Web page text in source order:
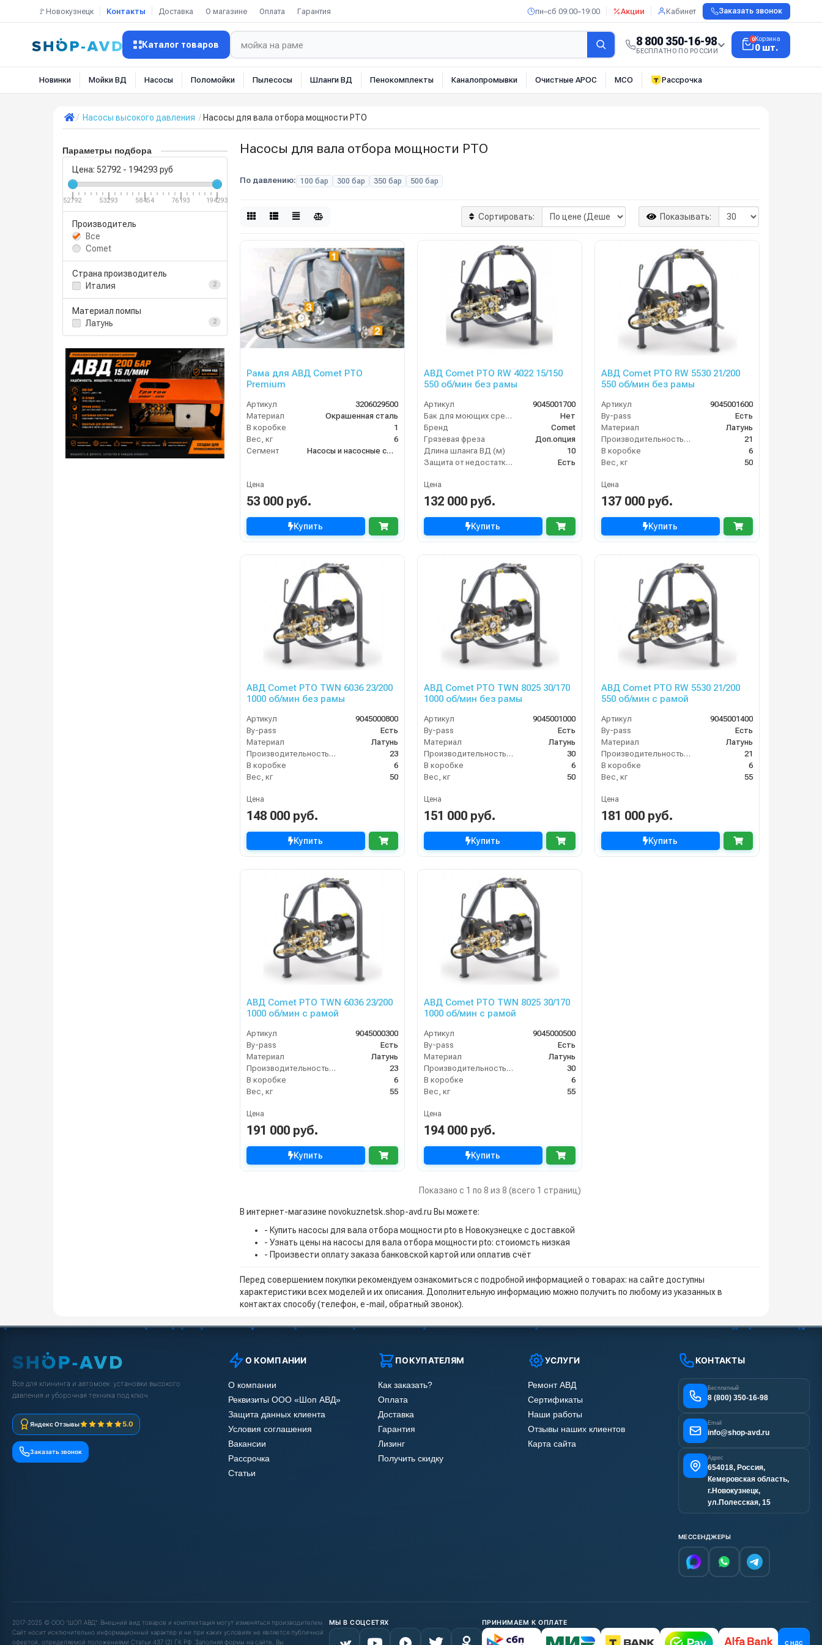
🚩Новокузнецк Контакты Доставка О магазине Оплата Гарантия пн–сб 09:00–19:00 Акции Кабинет Заказать звонок
Каталог товаров 8 800 350-16-98
БЕСПЛАТНО ПО РОССИИ
0Корзина
0 шт.
Новинки Мойки ВД Насосы Поломойки Пылесосы Шланги ВД Пенокомплекты Каналопромывки Очистные АРОС МСО Рассрочка
Насосы высокого давления Насосы для вала отбора мощности PTO
Параметры подбора
Цена: 52792 - 194293 руб
52792 53293 58454 76193 194293
Производитель
Все
Comet
Страна производитель
Италия
2
Материал помпы
Латунь
2
Насосы для вала отбора мощности PTO
По давлению: 100 бар 300 бар 350 бар 500 бар
Сортировать: Показывать:
Рама для АВД Comet PTO
Premium
Артикул
3206029500
Материал
Окрашенная сталь
В коробке
1
Вес, кг
6
Сегмент
Насосы и насосные станции
Цена
53 000 руб.
Купить
АВД Comet PTO RW 4022 15/150
550 об/мин без рамы
Артикул
9045001700
Бак для моющих средств
Нет
Бренд
Comet
Грязевая фреза
Доп.опция
Длина шланга ВД (м)
10
Защита от недостатка масла
Есть
Цена
132 000 руб.
Купить
АВД Comet PTO RW 5530 21/200
550 об/мин без рамы
Артикул
9045001600
By-pass
Есть
Материал
Латунь
Производительность (л/мин)
21
В коробке
6
Вес, кг
50
Цена
137 000 руб.
Купить
АВД Comet PTO TWN 6036 23/200
1000 об/мин без рамы
Артикул
9045000800
By-pass
Есть
Материал
Латунь
Производительность (л/мин)
23
В коробке
6
Вес, кг
50
Цена
148 000 руб.
Купить
АВД Comet PTO TWN 8025 30/170
1000 об/мин без рамы
Артикул
9045001000
By-pass
Есть
Материал
Латунь
Производительность (л/мин)
30
В коробке
6
Вес, кг
50
Цена
151 000 руб.
Купить
АВД Comet PTO RW 5530 21/200
550 об/мин с рамой
Артикул
9045001400
By-pass
Есть
Материал
Латунь
Производительность (л/мин)
21
В коробке
6
Вес, кг
55
Цена
181 000 руб.
Купить
АВД Comet PTO TWN 6036 23/200
1000 об/мин с рамой
Артикул
9045000300
By-pass
Есть
Материал
Латунь
Производительность (л/мин)
23
В коробке
6
Вес, кг
55
Цена
191 000 руб.
Купить
АВД Comet PTO TWN 8025 30/170
1000 об/мин с рамой
Артикул
9045000500
By-pass
Есть
Материал
Латунь
Производительность (л/мин)
30
В коробке
6
Вес, кг
55
Цена
194 000 руб.
Купить
Показано с 1 по 8 из 8 (всего 1 страниц)
В интернет-магазине novokuznetsk.shop-avd.ru Вы можете:
- Купить насосы для вала отбора мощности pto в Новокузнецке с доставкой
- Узнать цены на насосы для вала отбора мощности pto: стоиомсть низкая
- Произвести оплату заказа банковской картой или оплатив счёт
Перед совершением покупки рекомендуем ознакомиться с подробной информацией о товарах: на сайте доступны
характеристики всех моделей и их описания. Дополнительную информацию можно получить по любому из указанных в
контактах способу (телефон, e-mail, обратный звонок).
Всё для клининга и автомоек: установки высокого
давления и уборочная техника под ключ.
Яндекс Отзывы 5.0
Заказать звонок
О КОМПАНИИ
О компании
Реквизиты ООО «Шоп АВД»
Защита данных клиента
Условия соглашения
Вакансии
Рассрочка
Статьи
ПОКУПАТЕЛЯМ
Как заказать?
Оплата
Доставка
Гарантия
Лизинг
Получить скидку
УСЛУГИ
Ремонт АВД
Сертификаты
Наши работы
Отзывы наших клиентов
Карта сайта
КОНТАКТЫ
Бесплатный
8 (800) 350-16-98
Email
info@shop-avd.ru
Адрес
654018, Россия,
Кемеровская область,
г.Новокузнецк,
ул.Полесская, 15
МЕССЕНДЖЕРЫ
2017-2025 © ООО "ШОП АВД". Внешний вид товаров и комплектация могут изменяться производителем.
Сайт носит исключительно информационный характер и ни при каких условиях не является публичной
офертой, определяемой положениями Статьи 437 (2) ГК РФ. Заполняя формы на сайте, Вы
МЫ В СОЦСЕТЯХ ПРИНИМАЕМ К ОПЛАТЕ
С НДС